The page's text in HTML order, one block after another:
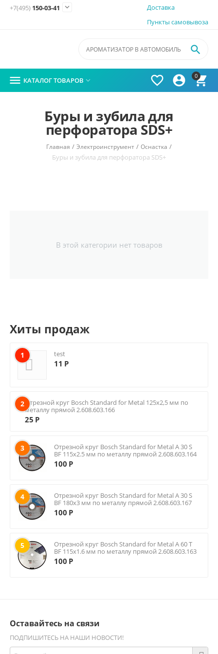
Доставка
Пункты самовывоза
+7(495) 150-03-41 
0




 КАТАЛОГ ТОВАРОВ 
Буры и зубила для
перфоратора SDS+
Главная / Электроинструмент / Оснастка /
Буры и зубила для перфоратора SDS+
В этой категории нет товаров
Хиты продаж
1 test
11 Р
2 Отрезной круг Bosch Standard for Metal 125х2,5 мм по
металлу прямой 2.608.603.166
25 Р
3
Отрезной круг Bosch Standard for Metal A 30 S
BF 115х2.5 мм по металлу прямой 2.608.603.164
100 Р
4
Отрезной круг Bosch Standard for Metal A 30 S
BF 180х3 мм по металлу прямой 2.608.603.167
100 Р
5
Отрезной круг Bosch Standard for Metal A 60 T
BF 115х1.6 мм по металлу прямой 2.608.603.163
100 Р
Оставайтесь на связи
ПОДПИШИТЕСЬ НА НАШИ НОВОСТИ!